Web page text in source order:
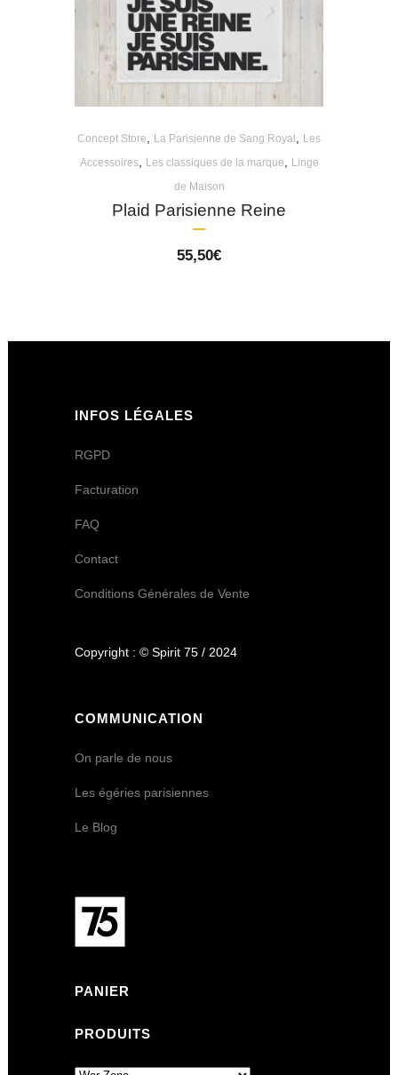
Concept Store La Parisienne de Sang Royal
Les
Accessoires, Les classiques de la marque
Linge
de Maison
Plaid Parisienne Reine
55,50€
INFOS LÉGALES
RGPD
Facturation
FAQ
Contact
Conditions Générales de Vente
Copyright : © Spirit 75 / 2024
COMMUNICATION
On parle de nous
Les égéries parisiennes
Le Blog
PANIER
PRODUITS